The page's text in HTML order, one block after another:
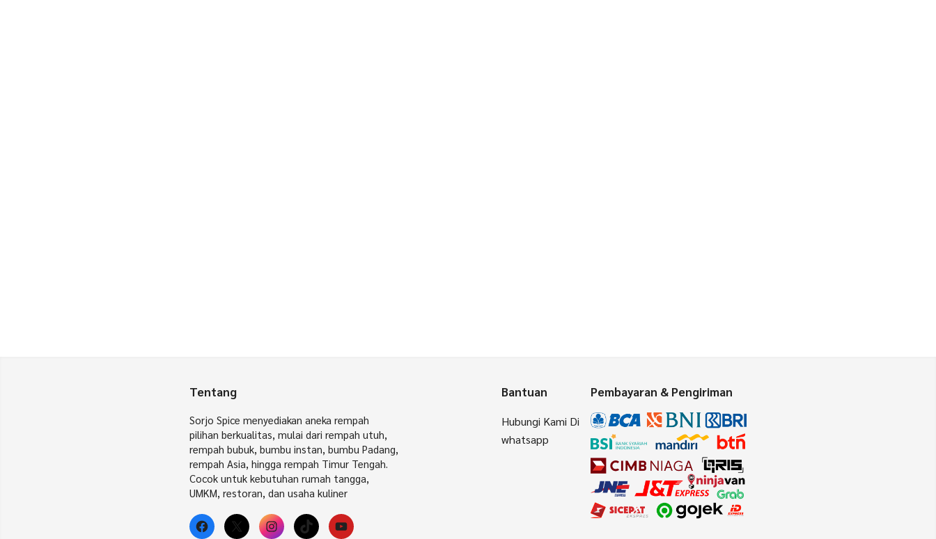
Tentang
Sorjo Spice menyediakan aneka rempah
pilihan berkualitas, mulai dari rempah utuh,
rempah bubuk, bumbu instan, bumbu Padang,
rempah Asia, hingga rempah Timur Tengah.
Cocok untuk kebutuhan rumah tangga,
UMKM, restoran, dan usaha kuliner
Facebook
X Instagram
TikTokYouTube
Bantuan
Hubungi Kami Di
whatsapp
Pembayaran & Pengiriman